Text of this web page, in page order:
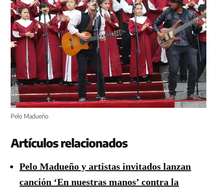
Pelo Madueño
Artículos relacionados
Pelo Madueño y artistas invitados lanzan
canción ‘En nuestras manos’ contra la